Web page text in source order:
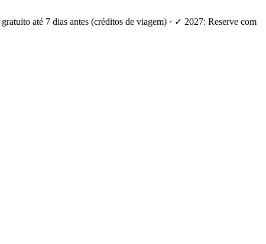
até 7 dias antes (créditos de viagem) · ✓ 2027: Reserve com